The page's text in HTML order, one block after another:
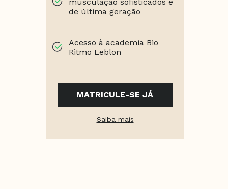
de última geração
Acesso à academia Bio
Ritmo Leblon
MATRICULE-SE JÁ
Saiba mais